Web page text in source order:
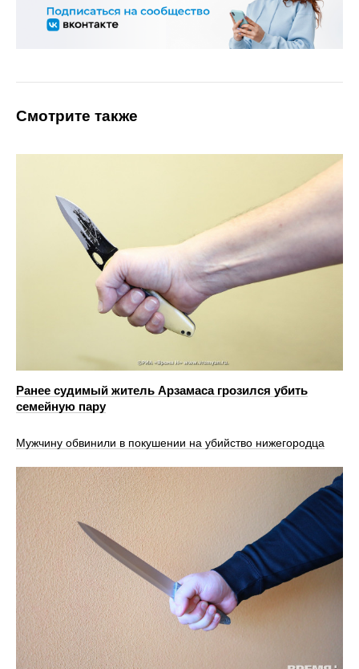
Смотрите также
Ранее судимый житель Арзамаса грозился убить
семейную пару
Мужчину обвинили в покушении на убийство нижегородца